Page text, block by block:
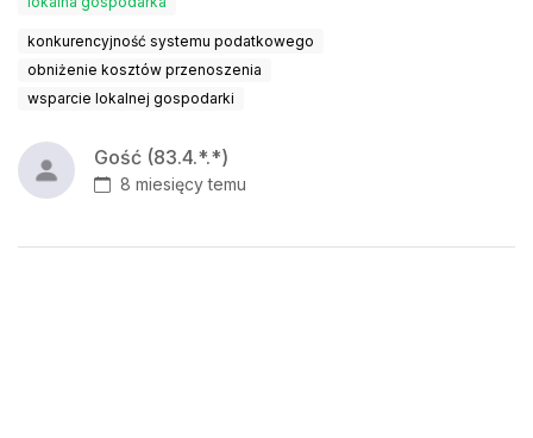
konkurencyjność systemu podatkowego
obniżenie kosztów przenoszenia
wsparcie lokalnej gospodarki
Gość (83.4.*.*)
8 miesięcy temu